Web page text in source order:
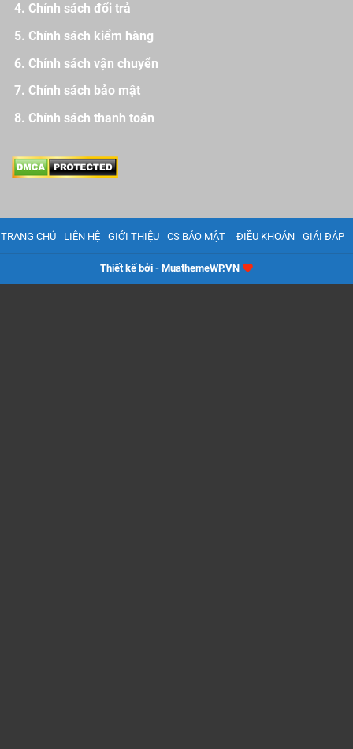
Chính sách đổi trả
Chính sách kiểm hàng
Chính sách vận chuyển
Chính sách bảo mật
Chính sách thanh toán
TRANG CHỦ LIÊN HỆ GIỚI THIỆU CS BẢO MẬT ĐIỀU KHOẢN GIẢI ĐÁP
Thiết kế bởi - MuathemeWP.VN